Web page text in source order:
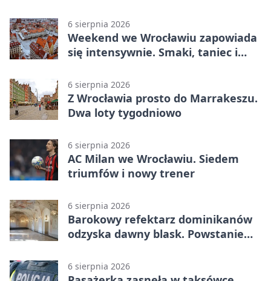
6 sierpnia 2026
Weekend we Wrocławiu zapowiada
się intensywnie. Smaki, taniec i
6 sierpnia 2026
Z Wrocławia prosto do Marrakeszu.
Dwa loty tygodniowo
6 sierpnia 2026
AC Milan we Wrocławiu. Siedem
triumfów i nowy trener
6 sierpnia 2026
Barokowy refektarz dominikanów
odzyska dawny blask. Powstanie
6 sierpnia 2026